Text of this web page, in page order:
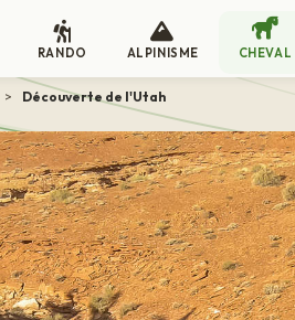
RANDO ALPINISME CHEVAL
> Découverte de l'Utah